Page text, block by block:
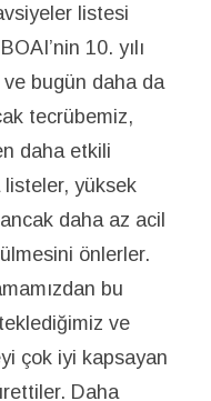
listesi
10. yılı
bugün daha da
tecrübemiz,
daha etkili
listeler, yüksek
daha az acil
önlerler.
bu
ve
çok iyi kapsayan
Daha